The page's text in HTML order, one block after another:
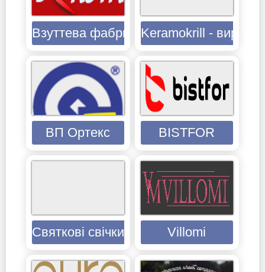
Взуттева фабрика Белста
Keramokrill -
ВП Ортекс BISTFOR
Святкові свічки для торта оптом
Villomi